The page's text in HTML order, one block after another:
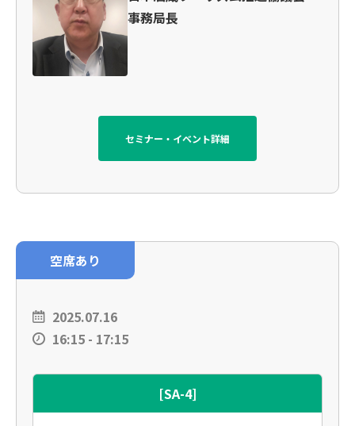
事務局長
セミナー・イベント詳細
空席あり
2025.07.16
16:15 - 17:15
[SA-4]